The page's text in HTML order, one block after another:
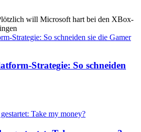
will Microsoft hart bei den XBox-
Strategie: So schneiden